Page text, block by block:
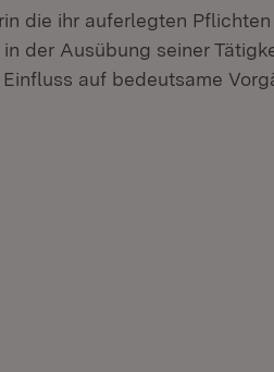
die ihr auferlegten
der Ausübung seiner
auf bedeutsame